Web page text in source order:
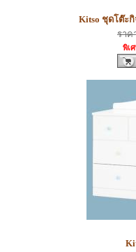
Kitso ชุดโต๊ะ
ราค
พิเ